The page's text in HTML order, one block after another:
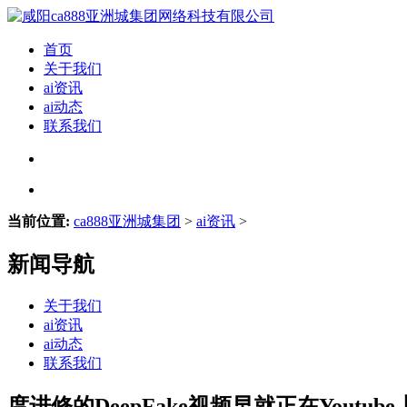
首页
关于我们
ai资讯
ai动态
联系我们
当前位置: ca888亚洲城集团 > ai资讯 >
新闻导航
关于我们
ai资讯
ai动态
联系我们